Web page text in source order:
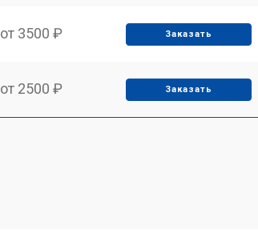
от 3500 ₽ Заказать
от 2500 ₽ Заказать